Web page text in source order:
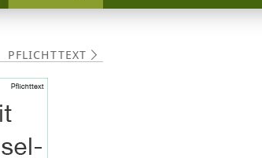
PFLICHTTEXT